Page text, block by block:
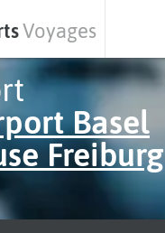
Voyages
Basel
Freiburg